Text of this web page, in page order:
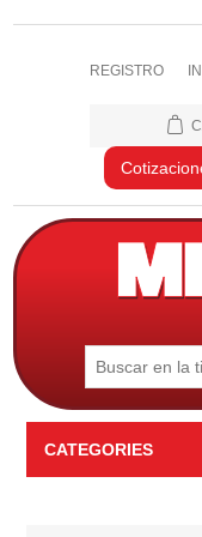
REGISTRO
CATEGORIES